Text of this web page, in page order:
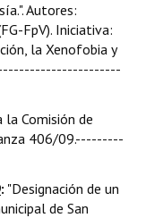
Autores:
FpV). Iniciativa:
la Xenofobia y
la Comisión de
406/09.---------
: "Designación de un
de San